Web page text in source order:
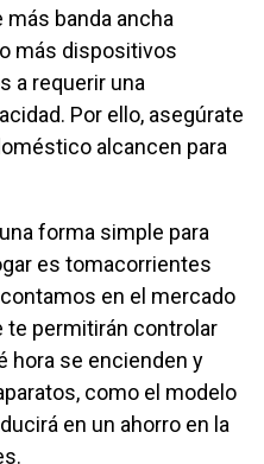
banda ancha
más dispositivos
a requerir una
Por ello, asegúrate
alcancen para
una forma simple para
es tomacorrientes
en el mercado
te permitirán controlar
hora se encienden y
como el modelo
en un ahorro en la